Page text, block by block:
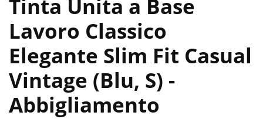
Tinta Unita a Base
Lavoro Classico
Elegante Slim Fit Casual
Vintage (Blu, S) -
Abbigliamento